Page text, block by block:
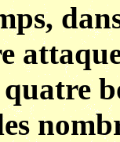
quatre